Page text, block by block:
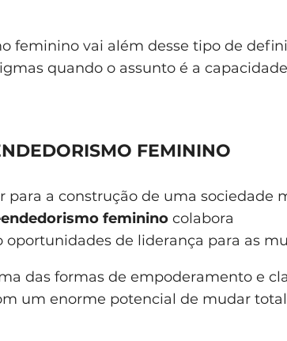
feminino vai além desse tipo de
quando o assunto é a
FEMININO
a construção de uma sociedade
feminino colabora
de liderança para as
das formas de empoderamento e
um enorme potencial de mudar